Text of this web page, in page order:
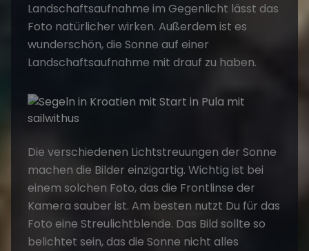
Landschaftsaufnahme im Gegenlicht lässt das
Foto natürlicher wirken. Außerdem ist es
wunderschön, die Sonne auf einer
Landschaftsaufnahme mit drauf zu haben.
Die verschiedenen Lichtstreuungen der Sonne
machen die Bilder einzigartig. Wichtig ist bei
einem solchen Foto, das die Frontlinse der
Kamera sauber ist. Am besten nutzt Du für das
Foto eine Streulichtblende. Das Bild sollte so
belichtet sein, das die Sonne nicht alles